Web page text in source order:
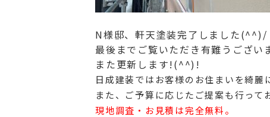
N様邸、軒天塗装完了しました(^^)/
最後までご覧いただき有難うござい
また更新します!(^^)!
日成建装ではお客様のお住まいを綺麗
また、ご予算に応じたご提案も行って
現地調査・お見積は完全無料。